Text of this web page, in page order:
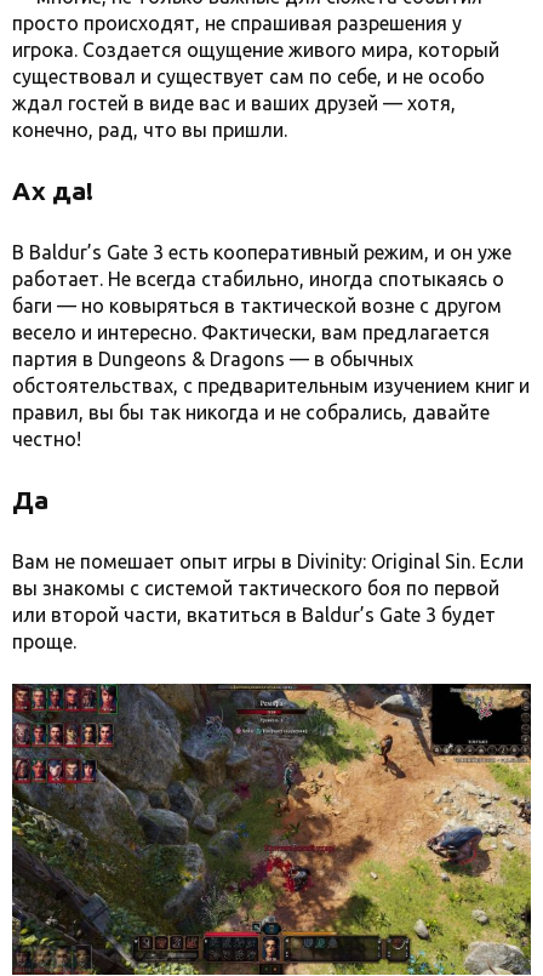
просто происходят, не спрашивая разрешения у
игрока. Создается ощущение живого мира, который
существовал и существует сам по себе, и не особо
ждал гостей в виде вас и ваших друзей — хотя,
конечно, рад, что вы пришли.
Ах да!
В Baldur’s Gate 3 есть кооперативный режим, и он уже
работает. Не всегда стабильно, иногда спотыкаясь о
баги — но ковыряться в тактической возне с другом
весело и интересно. Фактически, вам предлагается
партия в Dungeons & Dragons — в обычных
обстоятельствах, с предварительным изучением книг и
правил, вы бы так никогда и не собрались, давайте
честно!
Да
Вам не помешает опыт игры в Divinity: Original Sin. Если
вы знакомы с системой тактического боя по первой
или второй части, вкатиться в Baldur’s Gate 3 будет
проще.